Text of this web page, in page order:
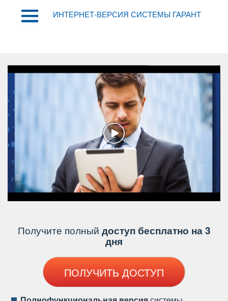
ИНТЕРНЕТ-ВЕРСИЯ СИСТЕМЫ ГАРАНТ
Получите полный доступ бесплатно на 3
дня
ПОЛУЧИТЬ ДОСТУП